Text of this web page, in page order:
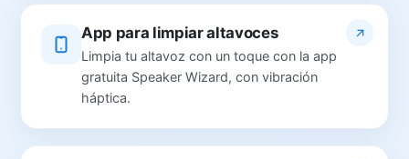
App para limpiar altavoces
Limpia tu altavoz con un toque con la app
gratuita Speaker Wizard, con vibración
háptica.